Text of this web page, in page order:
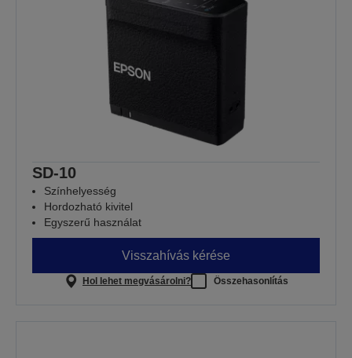
SD-10
Színhelyesség
Hordozható kivitel
Egyszerű használat
Visszahívás kérése
Hol lehet megvásárolni? Összehasonlítás